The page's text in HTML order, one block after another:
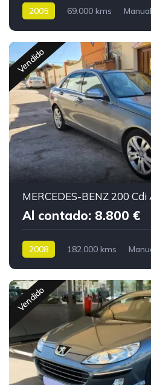
2005 69.000 kms Manual
Vendido
MERCEDES-BENZ 200
Al contado: 8.800 €
2008 182.000 kms
Vendido